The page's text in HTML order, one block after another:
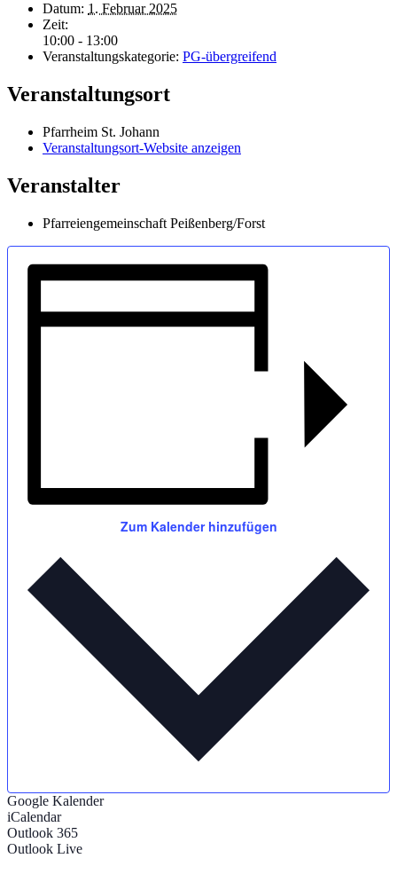
Datum: 1. Februar 2025
Zeit:
10:00 - 13:00
Veranstaltungskategorie: PG-übergreifend
Veranstaltungsort
Pfarrheim St. Johann
Veranstaltungsort-Website anzeigen
Veranstalter
Pfarreiengemeinschaft Peißenberg/Forst
Zum Kalender hinzufügen
Google Kalender
iCalendar
Outlook 365
Outlook Live